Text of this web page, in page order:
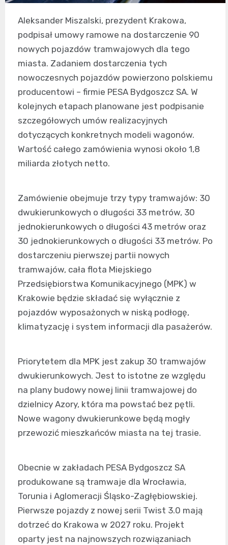
Aleksander Miszalski, prezydent Krakowa,
podpisał umowy ramowe na dostarczenie 90
nowych pojazdów tramwajowych dla tego
miasta. Zadaniem dostarczenia tych
nowoczesnych pojazdów powierzono polskiemu
producentowi – firmie PESA Bydgoszcz SA. W
kolejnych etapach planowane jest podpisanie
szczegółowych umów realizacyjnych
dotyczących konkretnych modeli wagonów.
Wartość całego zamówienia wynosi około 1,8
miliarda złotych netto.
Zamówienie obejmuje trzy typy tramwajów: 30
dwukierunkowych o długości 33 metrów, 30
jednokierunkowych o długości 43 metrów oraz
30 jednokierunkowych o długości 33 metrów. Po
dostarczeniu pierwszej partii nowych
tramwajów, cała flota Miejskiego
Przedsiębiorstwa Komunikacyjnego (MPK) w
Krakowie będzie składać się wyłącznie z
pojazdów wyposażonych w niską podłogę,
klimatyzację i system informacji dla pasażerów.
Priorytetem dla MPK jest zakup 30 tramwajów
dwukierunkowych. Jest to istotne ze względu
na plany budowy nowej linii tramwajowej do
dzielnicy Azory, która ma powstać bez pętli.
Nowe wagony dwukierunkowe będą mogły
przewozić mieszkańców miasta na tej trasie.
Obecnie w zakładach PESA Bydgoszcz SA
produkowane są tramwaje dla Wrocławia,
Torunia i Aglomeracji Śląsko-Zagłębiowskiej.
Pierwsze pojazdy z nowej serii Twist 3.0 mają
dotrzeć do Krakowa w 2027 roku. Projekt
oparty jest na najnowszych rozwiązaniach